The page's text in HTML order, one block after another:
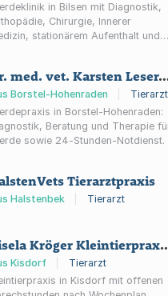
in Bilsen mit Diagnostik,
Chirurgie, Innerer
stationärem Aufenthalt und
Dr. med. vet. Karsten
Borstel-Hohenraden
Tierarzt
in Borstel-Hohenraden:
Beratung und Therapie
sowie 24‑Stunden‑Notdienst.
Tierarztpraxis
Halstenbek Tierarzt
Gisela Kröger
Kisdorf
Tierarzt
in Kisdorf mit offenen